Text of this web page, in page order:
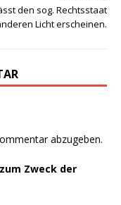
den sog. Rechtsstaat
Licht erscheinen.
abzugeben.
Zweck der